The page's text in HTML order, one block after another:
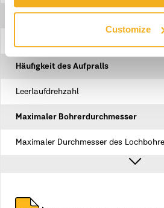
Customize
Aufprallenergie
Häufigkeit des Aufpralls
Leerlaufdrehzahl
Maximaler Bohrerdurchmesser
Maximaler Durchmesser des